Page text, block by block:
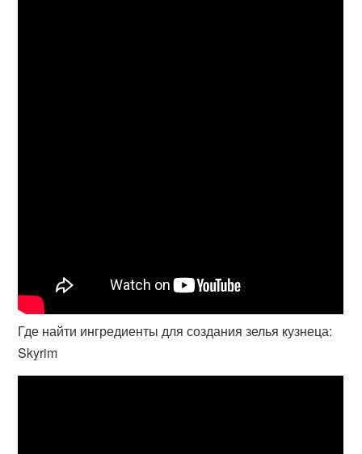
Где найти ингредиенты для создания зелья кузнеца:
Skyrim